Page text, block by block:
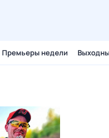
Премьеры недели